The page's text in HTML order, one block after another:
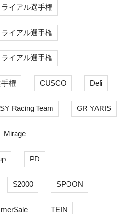
イアル選手権
イアル選手権
イアル選手権
手権 CUSCO Defi
Racing Team GR YARIS
Mirage
PD
S2000 SPOON
TEIN